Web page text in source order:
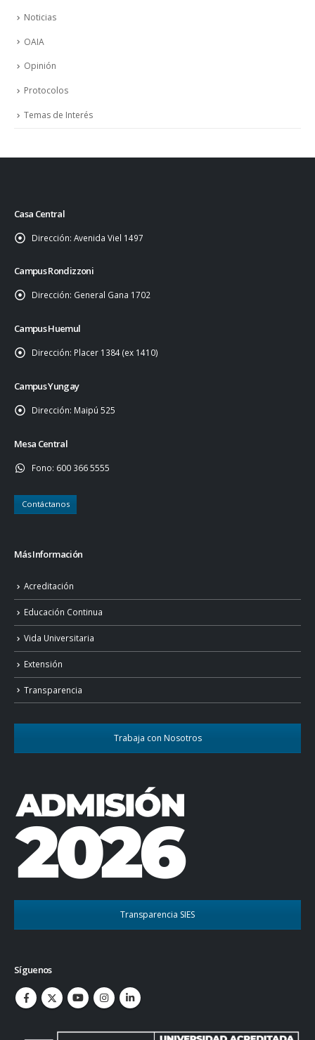
Noticias
OAIA
Opinión
Protocolos
Temas de Interés
Casa Central
Dirección: Avenida Viel 1497
Campus Rondizzoni
Dirección: General Gana 1702
Campus Huemul
Dirección: Placer 1384 (ex 1410)
Campus Yungay
Dirección: Maipú 525
Mesa Central
Fono: 600 366 5555
Contáctanos
Más Información
Acreditación
Educación Continua
Vida Universitaria
Extensión
Transparencia
Trabaja con Nosotros
Transparencia SIES
Síguenos